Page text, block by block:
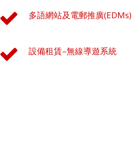
多語網站及電郵推廣(EDMs)
設備租賃–無線導遊系統